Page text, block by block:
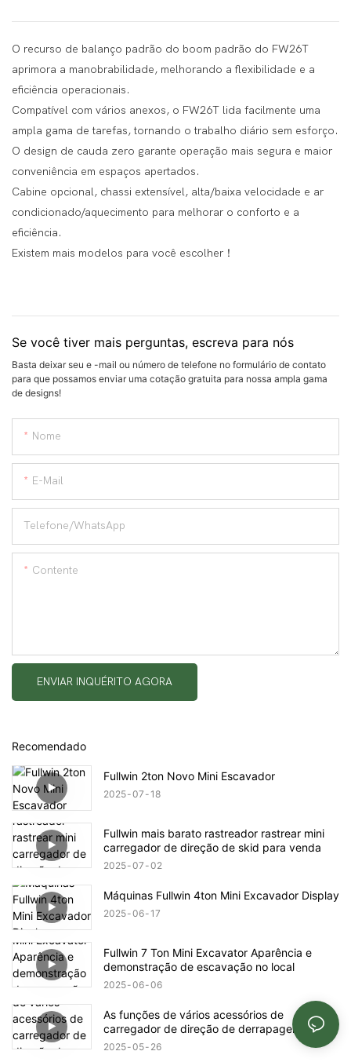
O recurso de balanço padrão do boom padrão do FW26T
aprimora a manobrabilidade, melhorando a flexibilidade e a
eficiência operacionais.
Compatível com vários anexos, o FW26T lida facilmente uma
ampla gama de tarefas, tornando o trabalho diário sem esforço.
O design de cauda zero garante operação mais segura e maior
conveniência em espaços apertados.
Cabine opcional, chassi extensível, alta/baixa velocidade e ar
condicionado/aquecimento para melhorar o conforto e a
eficiência.
Existem mais modelos para você escolher！
Se você tiver mais perguntas, escreva para nós
Basta deixar seu e -mail ou número de telefone no formulário de contato
para que possamos enviar uma cotação gratuita para nossa ampla gama
de designs!
Nome
E-Mail
Telefone/WhatsApp
Contente
ENVIAR INQUÉRITO AGORA
Recomendado
Fullwin 2ton Novo Mini Escavador
2025 07 18
Fullwin mais barato rastreador rastrear mini
carregador de direção de skid para venda
2025 07 02
Máquinas Fullwin 4ton Mini Excavador Display
2025 06 17
Fullwin 7 Ton Mini Excavator Aparência e
demonstração de escavação no local
2025 06 06
As funções de vários acessórios de
carregador de direção de derrapagem
2025 05 26